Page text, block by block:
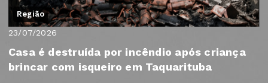
Região
23/07/2026
Casa é destruída por incêndio após criança
brincar com isqueiro em Taquarituba